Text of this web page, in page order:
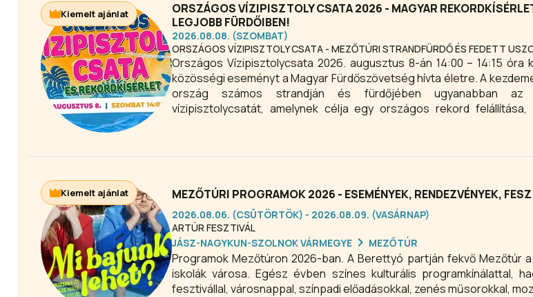
ORSZÁGOS VÍZIPISZTOLY CSATA 2026 - MAGYAR
LEGJOBB FÜRDŐIBEN!
2026.08.08. (SZOMBAT)
ORSZÁGOS VÍZIPISZTOLY CSATA - MEZŐTÚRI STRANDFÜRDŐ ÉS FEDETT
Országos Vízipisztolycsata 2026. augusztus 8-án 14:00 – 14:15 óra
közösségi eseményt a Magyar Fürdőszövetség hívta életre. A
ország számos strandján és fürdőjében ugyanabban az
vízipisztolycsatát, amelynek célja egy országos rekord
Kiemelt ajánlat
MEZŐTÚRI PROGRAMOK 2026 - ESEMÉNYEK, RENDEZVÉNYEK,
2026.08.06. (CSÜTÖRTÖK) - 2026.08.09. (VASÁRNAP)
ARTÚR FESZTIVÁL
JÁSZ-NAGYKUN-SZOLNOK VÁRMEGYE
MEZŐTÚR
Programok Mezőtúron 2026-ban. A Berettyó partján fekvő Mezőtúr a a vizek, a holtágak és az
iskolák városa. Egész évben színes kulturális programkínálattal,
fesztivállal, városnappal, színpadi előadásokkal, zenés műsorokkal,
Kiemelt ajánlat